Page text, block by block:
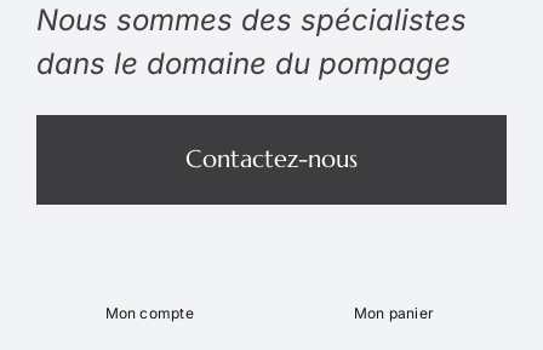
Nous sommes des spécialistes
dans le domaine du pompage
Contactez-nous
Mon compte Mon panier